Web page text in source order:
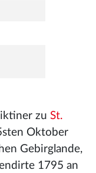
zu St.
Oktober
Gebirglande,
1795 an